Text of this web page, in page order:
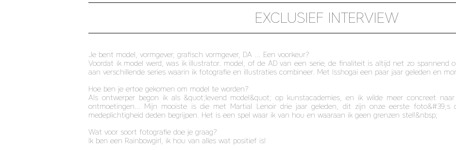
EXCLUSIEF INTERVIEW
Je bent model, vormgever, grafisch vormgever, DA … Een voorkeur?
Voordat ik model werd, was ik illustrator. model, of de AD van een serie, de finaliteit is altijd net zo spannend
aan verschillende series waarin ik fotografie en illustraties combineer. Met Isshogai een paar jaar geleden en
Hoe ben je ertoe gekomen om model te worden?
Als ontwerper begon ik als &quot;levend model&quot; op kunstacademies, en ik wilde meer concreet
ontmoetingen... Mijn mooiste is die met Martial Lenoir drie jaar geleden, dit zijn onze eerste
medeplichtigheid deden begrijpen. Het is een spel waar ik van hou en waaraan ik geen grenzen stel!&nbsp;
Wat voor soort fotografie doe je graag?
Ik ben een Rainbowgirl, ik hou van alles wat positief is!